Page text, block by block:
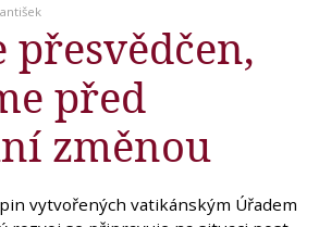
přesvědčen,
před
změnou
vytvořených vatikánským Úřadem